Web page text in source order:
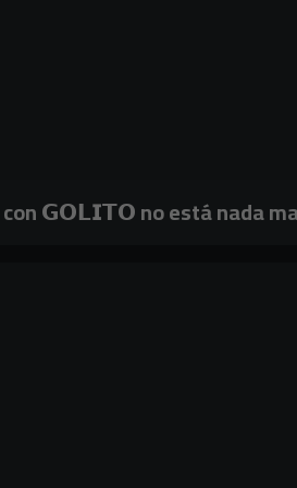
con 𝗚𝗢𝗟𝗜𝗧𝗢 no está nada